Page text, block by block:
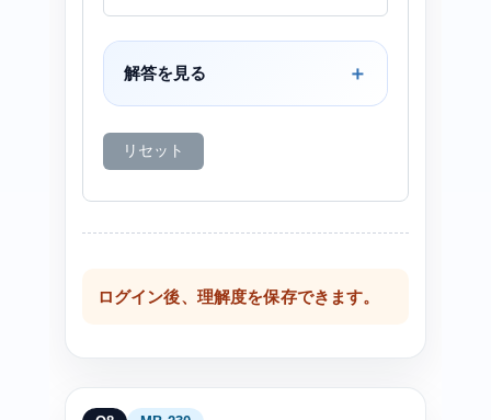
解答を見る
リセット
ログイン後、理解度を保存できます。